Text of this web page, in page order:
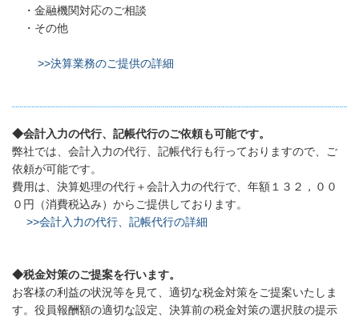
・金融機関対応のご相談
・その他
>>決算業務のご提供の詳細
◆会計入力の代行、記帳代行のご依頼も可能です。
弊社では、会計入力の代行、記帳代行も行っておりますので、ご
依頼が可能です。
費用は、決算処理の代行＋会計入力の代行で、年額１３２，００
０円（消費税込み）からご提供しております。
>>会計入力の代行、記帳代行の詳細
◆税金対策のご提案を行います。
お客様の利益の状況等を見て、適切な税金対策をご提案いたしま
す。役員報酬額の適切な設定、決算前の税金対策の選択肢の提示